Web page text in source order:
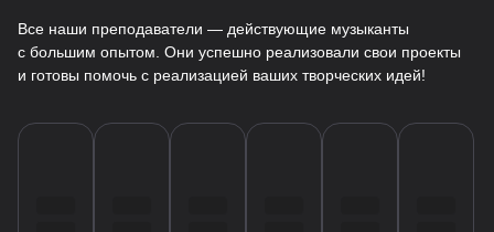
Все наши преподаватели — действующие музыканты
с большим опытом. Они успешно реализовали свои проекты
и готовы помочь с реализацией ваших творческих идей!